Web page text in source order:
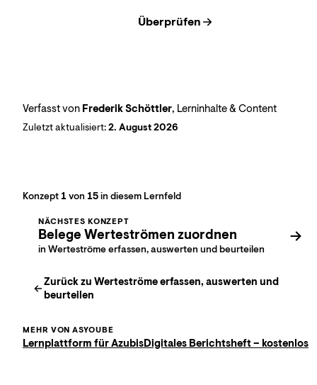
Überprüfen
Verfasst von Frederik Schöttler, Lerninhalte & Content
Zuletzt aktualisiert:2. August 2026
Konzept 1von 15in diesem Lernfeld
NÄCHSTES KONZEPT
Belege Werteströmen zuordnen
in Werteströme erfassen, auswerten und beurteilen
Zurück zu Werteströme erfassen, auswerten und
beurteilen
MEHR VON ASYOUBE
Lernplattform für AzubisDigitales Berichtsheft – kostenlos